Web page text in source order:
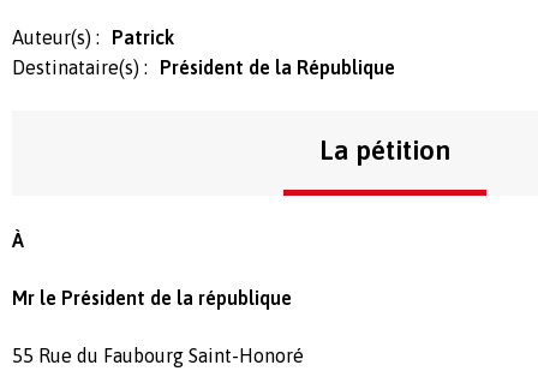
Auteur(s) :
Patrick
Destinataire(s) :
Président de la République
La pétition
À
Mr le Président de la république
55 Rue du Faubourg Saint-Honoré